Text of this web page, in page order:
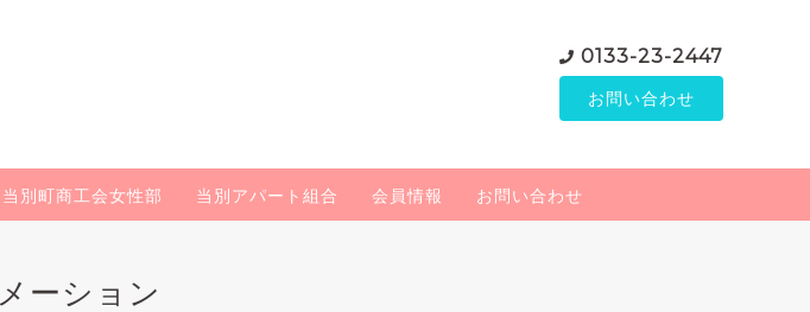
0133-23-2447
お問い合わせ
当別町商工会女性部 当別アパート組合 会員情報 お問い合わせ
ーション